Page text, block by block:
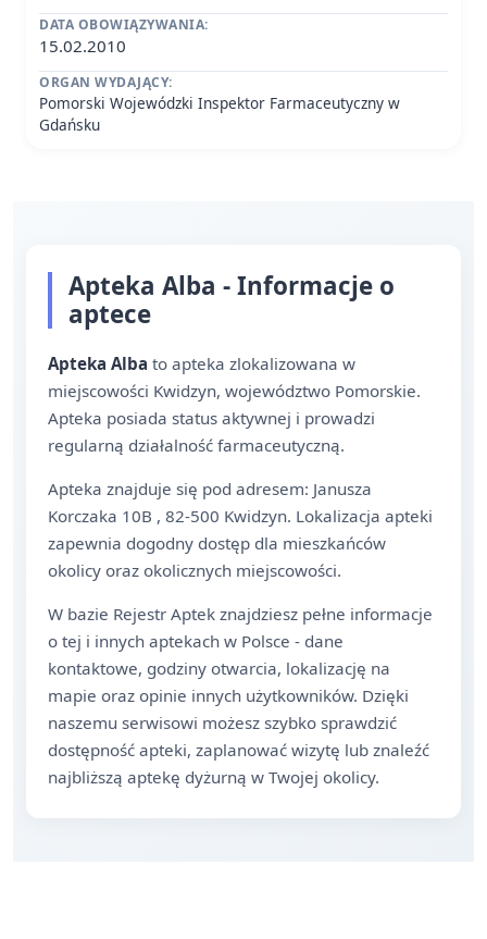
DATA OBOWIĄZYWANIA:
15.02.2010
ORGAN WYDAJĄCY:
Pomorski Wojewódzki Inspektor Farmaceutyczny w
Gdańsku
Apteka Alba - Informacje o
aptece
Apteka Alba to apteka zlokalizowana w
miejscowości Kwidzyn, województwo Pomorskie.
Apteka posiada status aktywnej i prowadzi
regularną działalność farmaceutyczną.
Apteka znajduje się pod adresem: Janusza
Korczaka 10B , 82-500 Kwidzyn. Lokalizacja apteki
zapewnia dogodny dostęp dla mieszkańców
okolicy oraz okolicznych miejscowości.
W bazie Rejestr Aptek znajdziesz pełne informacje
o tej i innych aptekach w Polsce - dane
kontaktowe, godziny otwarcia, lokalizację na
mapie oraz opinie innych użytkowników. Dzięki
naszemu serwisowi możesz szybko sprawdzić
dostępność apteki, zaplanować wizytę lub znaleźć
najbliższą aptekę dyżurną w Twojej okolicy.